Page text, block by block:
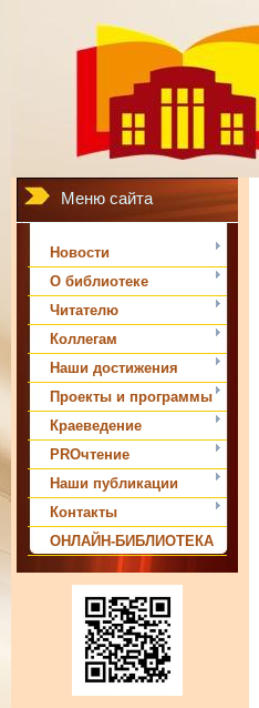
Меню сайта
Новости
О библиотеке
Читателю
Коллегам
Наши достижения
Проекты и программы
Краеведение
PROчтение
Наши публикации
Контакты
ОНЛАЙН-БИБЛИОТЕКА